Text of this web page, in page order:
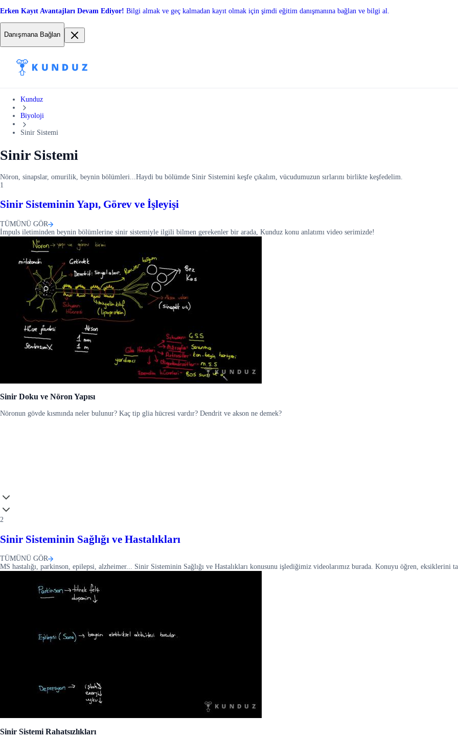
Erken Kayıt Avantajları Devam Ediyor! Bilgi almak ve geç kalmadan kayıt olmak için şimdi eğitim danışmanına bağlan ve bilgi al.
Danışmana Bağlan
Kunduz
Biyoloji
Sinir Sistemi
Sinir Sistemi
Nöron, sinapslar, omurilik, beynin bölümleri...Haydi bu bölümde Sinir Sistemini keşfe çıkalım, vücudumuzun sırlarını birlikte keşfedelim.
1
Sinir Sisteminin Yapı, Görev ve İşleyişi
TÜMÜNÜ GÖR
İmpuls iletiminden beynin bölümlerine sinir sistemiyle ilgili bilmen gerekenler bir arada, Kunduz konu anlatımı video serimizde!
Sinir Doku ve Nöron Yapısı
Nöronun gövde kısmında neler bulunur? Kaç tip glia hücresi vardır? Dendrit ve akson ne demek?
2
Sinir Sisteminin Sağlığı ve Hastalıkları
TÜMÜNÜ GÖR
MS hastalığı, parkinson, epilepsi, alzheimer... Sinir Sisteminin Sağlığı ve Hastalıkları konusunu işlediğimiz videolarımız burada. Konuyu öğren, eksiklerini
Sinir Sistemi Rahatsızlıkları